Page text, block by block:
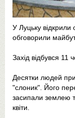
У Луцьку відкрили
обговорили
Захід відбувся 11
Десятки людей
"слоник". Його
засипали землею
квіти.